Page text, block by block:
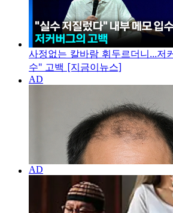
사정없는 칼바람 휘두르더니...저
수" 고백 [지금이뉴스]